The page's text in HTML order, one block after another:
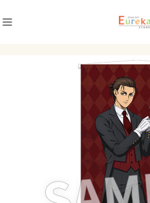
ダンガンロンパ シリーズ
アクリルコレクション
制服風 水着 ver.